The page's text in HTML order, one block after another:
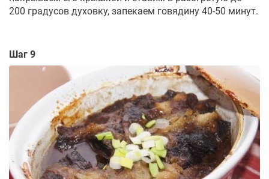
200 градусов духовку, запекаем говядину 40-50 минут.
Шаг 9